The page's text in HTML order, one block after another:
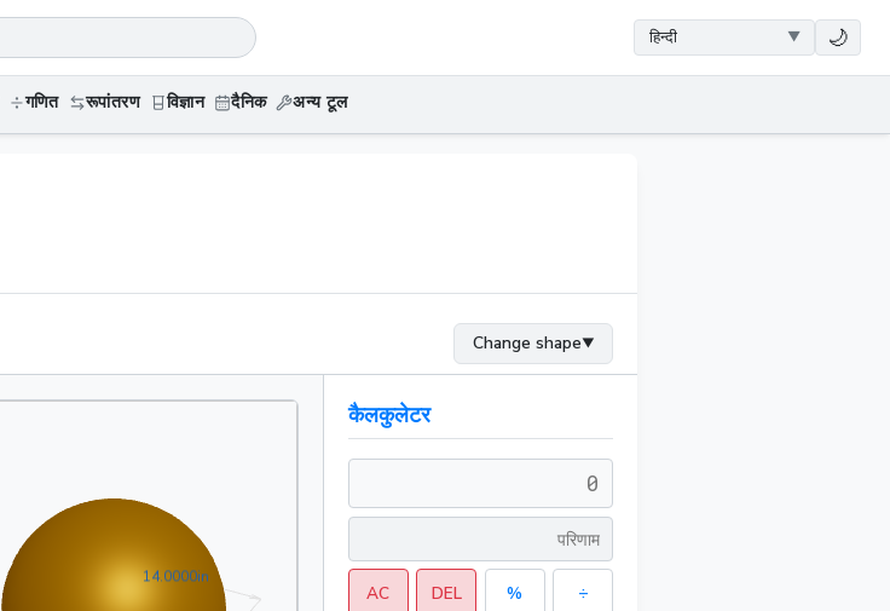
🌙
गणित रूपांतरण विज्ञान दैनिक अन्य टूल
Change shape▼
14.0000in14.0000in
कैलकुलेटर
AC DEL % ÷